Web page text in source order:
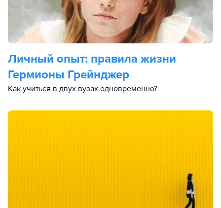
Личный опыт: правила жизни
Гермионы Грейнджер
Как учиться в двух вузах одновременно?